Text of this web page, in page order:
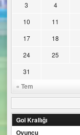
« Tem
3
4
10
11
17
18
24
25
31
Gol Krallığı
Oyuncu